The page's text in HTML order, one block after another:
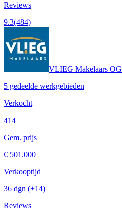
Reviews
9.3(484)
VLIEG Makelaars OG
5 gedeelde werkgebieden
Verkocht
414
Gem. prijs
€ 501.000
Verkooptijd
36 dgn (+14)
Reviews